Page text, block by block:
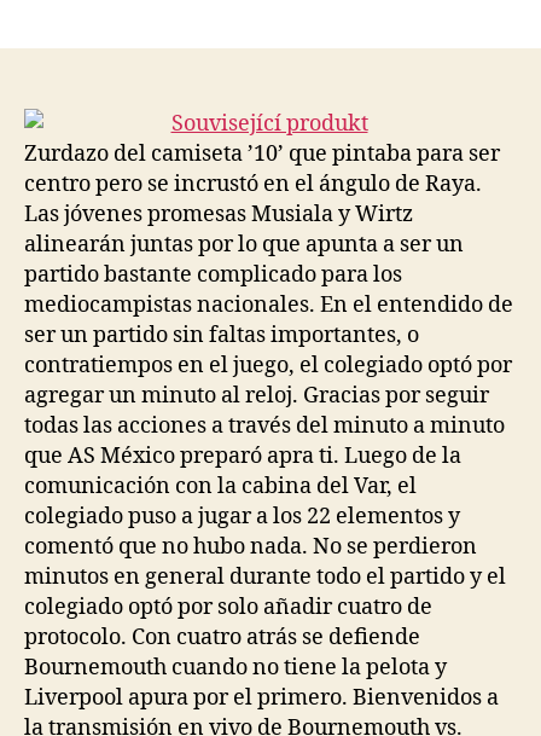
Zurdazo del camiseta ’10’ que pintaba para ser
centro pero se incrustó en el ángulo de Raya.
Las jóvenes promesas Musiala y Wirtz
alinearán juntas por lo que apunta a ser un
partido bastante complicado para los
mediocampistas nacionales. En el entendido de
ser un partido sin faltas importantes, o
contratiempos en el juego, el colegiado optó por
agregar un minuto al reloj. Gracias por seguir
todas las acciones a través del minuto a minuto
que AS México preparó apra ti. Luego de la
comunicación con la cabina del Var, el
colegiado puso a jugar a los 22 elementos y
comentó que no hubo nada. No se perdieron
minutos en general durante todo el partido y el
colegiado optó por solo añadir cuatro de
protocolo. Con cuatro atrás se defiende
Bournemouth cuando no tiene la pelota y
Liverpool apura por el primero. Bienvenidos a
la transmisión en vivo de Bournemouth vs.